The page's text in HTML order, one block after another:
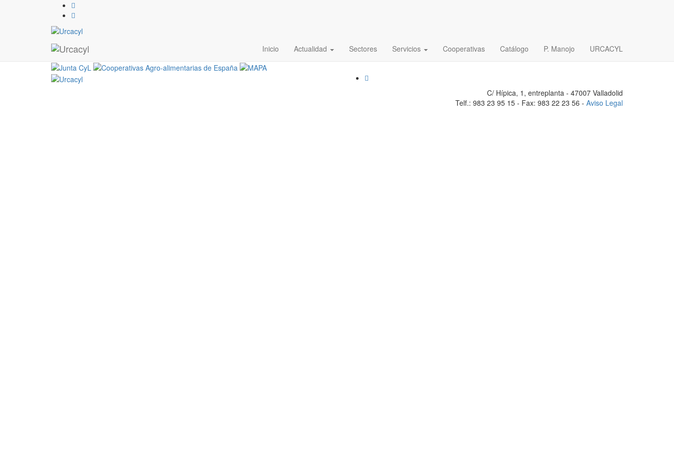
Inicio Actualidad Sectores Servicios Cooperativas Catálogo P. Manojo URCACYL
Campos de ensayo
28 / 05 / 2021
C/ Hípica, 1, entreplanta - 47007 Valladolid
Telf.: 983 23 95 15 - Fax: 983 22 23 56 - Aviso Legal